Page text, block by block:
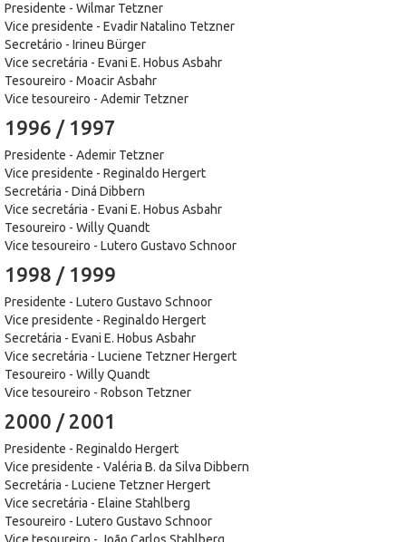
Presidente - Wilmar Tetzner
Vice presidente - Evadir Natalino Tetzner
Secretário - Irineu Bürger
Vice secretária - Evani E. Hobus Asbahr
Tesoureiro - Moacir Asbahr
Vice tesoureiro - Ademir Tetzner
1996 / 1997
Presidente - Ademir Tetzner
Vice presidente - Reginaldo Hergert
Secretária - Diná Dibbern
Vice secretária - Evani E. Hobus Asbahr
Tesoureiro - Willy Quandt
Vice tesoureiro - Lutero Gustavo Schnoor
1998 / 1999
Presidente - Lutero Gustavo Schnoor
Vice presidente - Reginaldo Hergert
Secretária - Evani E. Hobus Asbahr
Vice secretária - Luciene Tetzner Hergert
Tesoureiro - Willy Quandt
Vice tesoureiro - Robson Tetzner
2000 / 2001
Presidente - Reginaldo Hergert
Vice presidente - Valéria B. da Silva Dibbern
Secretária - Luciene Tetzner Hergert
Vice secretária - Elaine Stahlberg
Tesoureiro - Lutero Gustavo Schnoor